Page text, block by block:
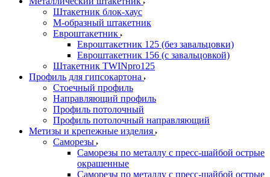
Штакетник блок-хаус
М-образный штакетник
Евроштакетник
Евроштакетник 125 (без завальцовки)
Евроштакетник 156 (с завальцовкой)
Штакетник TWINpro125
Профиль для гипсокартона
Стоечный профиль
Направляющий профиль
Профиль потолочный
Профиль потолочный направляющий
Метизы и крепежные изделия
Саморезы
Саморезы по металлу с пресс-шайбой острые
окрашенные
Саморезы по металлу с пресс-шайбой острые